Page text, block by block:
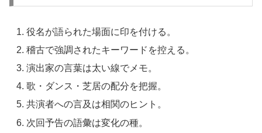
役名が語られた場面に印を付ける。
稽古で強調されたキーワードを控える。
演出家の言葉は太い線でメモ。
歌・ダンス・芝居の配分を把握。
共演者への言及は相関のヒント。
次回予告の語彙は変化の種。